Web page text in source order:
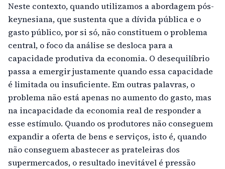
Neste contexto, quando utilizamos a abordagem pós-
keynesiana, que sustenta que a dívida pública e o
gasto público, por si só, não constituem o problema
central, o foco da análise se desloca para a
capacidade produtiva da economia. O desequilíbrio
passa a emergir justamente quando essa capacidade
é limitada ou insuficiente. Em outras palavras, o
problema não está apenas no aumento do gasto, mas
na incapacidade da economia real de responder a
esse estímulo. Quando os produtores não conseguem
expandir a oferta de bens e serviços, isto é, quando
não conseguem abastecer as prateleiras dos
supermercados, o resultado inevitável é pressão